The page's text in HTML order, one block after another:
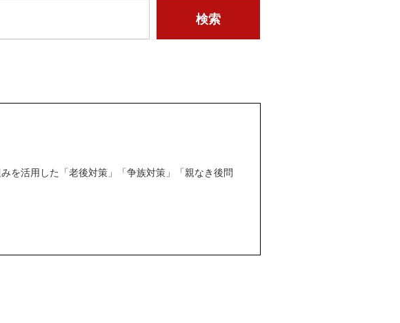
を活用した「老後対策」「争族対策」「親なき後問